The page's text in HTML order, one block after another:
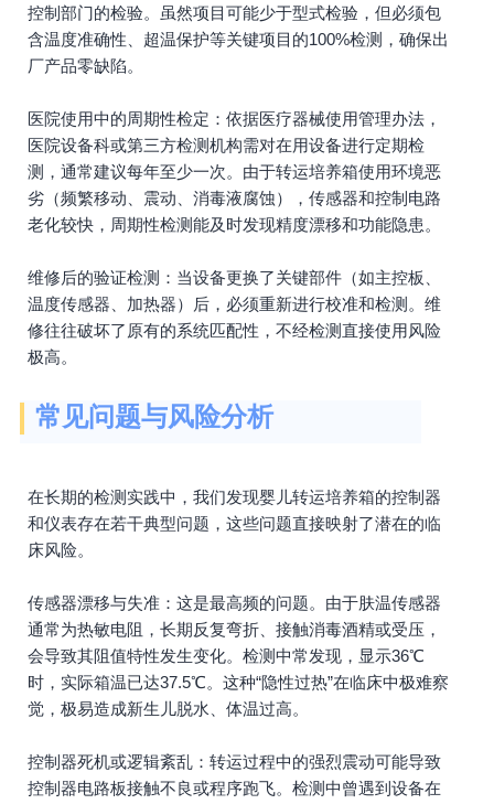
控制部门的检验。虽然项目可能少于型式检验，但必须包
含温度准确性、超温保护等关键项目的100%检测，确保出
厂产品零缺陷。
医院使用中的周期性检定：依据医疗器械使用管理办法，
医院设备科或第三方检测机构需对在用设备进行定期检
测，通常建议每年至少一次。由于转运培养箱使用环境恶
劣（频繁移动、震动、消毒液腐蚀），传感器和控制电路
老化较快，周期性检测能及时发现精度漂移和功能隐患。
维修后的验证检测：当设备更换了关键部件（如主控板、
温度传感器、加热器）后，必须重新进行校准和检测。维
修往往破坏了原有的系统匹配性，不经检测直接使用风险
极高。
常见问题与风险分析
在长期的检测实践中，我们发现婴儿转运培养箱的控制器
和仪表存在若干典型问题，这些问题直接映射了潜在的临
床风险。
传感器漂移与失准：这是最高频的问题。由于肤温传感器
通常为热敏电阻，长期反复弯折、接触消毒酒精或受压，
会导致其阻值特性发生变化。检测中常发现，显示36℃
时，实际箱温已达37.5℃。这种“隐性过热”在临床中极难察
觉，极易造成新生儿脱水、体温过高。
控制器死机或逻辑紊乱：转运过程中的强烈震动可能导致
控制器电路板接触不良或程序跑飞。检测中曾遇到设备在